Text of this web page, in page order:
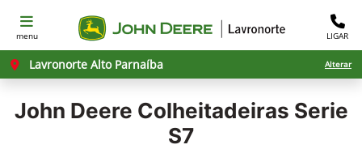
menu LIGAR
Lavronorte Alto Parnaíba Alterar
John Deere Colheitadeiras Serie
S7